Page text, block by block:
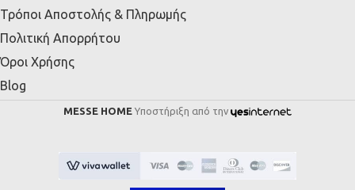
Τρόποι Αποστολής & Πληρωμής
Πολιτική Απορρήτου
Όροι Χρήσης
Blog
MESSE HOME Υποστήριξη από την